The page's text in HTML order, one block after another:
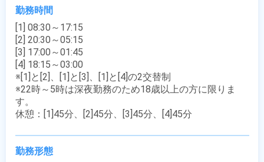
勤務時間
[1] 08:30～17:15
[2] 20:30～05:15
[3] 17:00～01:45
[4] 18:15～03:00
※[1]と[2]、[1]と[3]、[1]と[4]の2交替制
※22時～5時は深夜勤務のため18歳以上の方に限りま
す。
休憩：[1]45分、[2]45分、[3]45分、[4]45分
勤務形態